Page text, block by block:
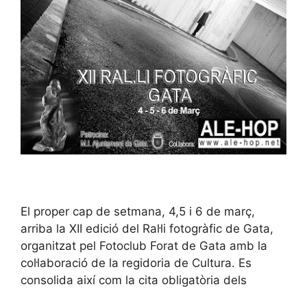
El proper cap de setmana, 4,5 i 6 de març,
arriba la XII edició del Ral·li fotogràfic de Gata,
organitzat pel Fotoclub Forat de Gata amb la
col·laboració de la regidoria de Cultura. Es
consolida així com la cita obligatòria dels